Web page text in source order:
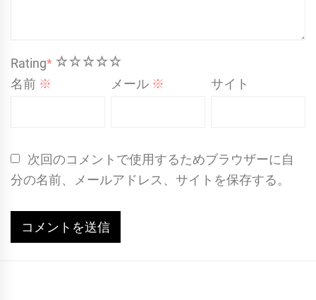
Rating* 5
4
3
2
1
名前 ※ メール ※ サイト
次回のコメントで使用するためブラウザーに自
分の名前、メールアドレス、サイトを保存する。